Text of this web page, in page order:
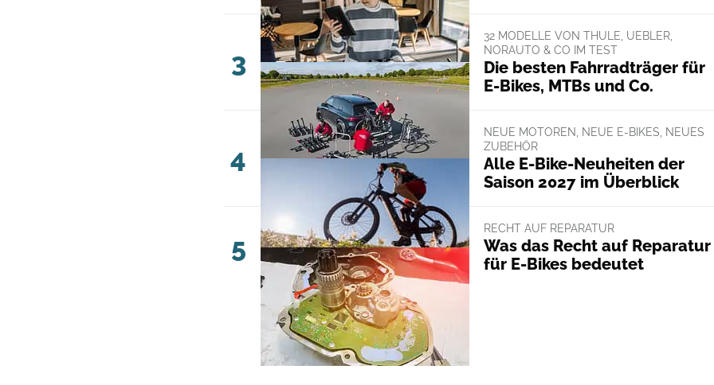
3
32 MODELLE VON THULE, UEBLER,
NORAUTO & CO IM TEST
Die besten Fahrradträger für
E-Bikes, MTBs und Co.
4
NEUE MOTOREN, NEUE E-BIKES, NEUES
ZUBEHÖR
Alle E-Bike-Neuheiten der
Saison 2027 im Überblick
5
RECHT AUF REPARATUR
Was das Recht auf Reparatur
für E-Bikes bedeutet